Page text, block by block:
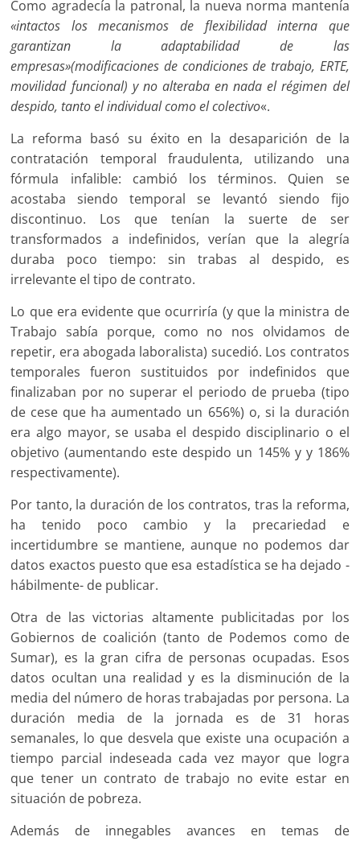
Como agradecía la patronal, la nueva norma mantenía
«intactos los mecanismos de flexibilidad interna que
garantizan la adaptabilidad de las
empresas»(modificaciones de condiciones de trabajo, ERTE,
movilidad funcional) y no alteraba en nada el régimen del
despido, tanto el individual como el colectivo«.
La reforma basó su éxito en la desaparición de la
contratación temporal fraudulenta, utilizando una
fórmula infalible: cambió los términos. Quien se
acostaba siendo temporal se levantó siendo fijo
discontinuo. Los que tenían la suerte de ser
transformados a indefinidos, verían que la alegría
duraba poco tiempo: sin trabas al despido, es
irrelevante el tipo de contrato.
Lo que era evidente que ocurriría (y que la ministra de
Trabajo sabía porque, como no nos olvidamos de
repetir, era abogada laboralista) sucedió. Los contratos
temporales fueron sustituidos por indefinidos que
finalizaban por no superar el periodo de prueba (tipo
de cese que ha aumentado un 656%) o, si la duración
era algo mayor, se usaba el despido disciplinario o el
objetivo (aumentando este despido un 145% y y 186%
respectivamente).
Por tanto, la duración de los contratos, tras la reforma,
ha tenido poco cambio y la precariedad e
incertidumbre se mantiene, aunque no podemos dar
datos exactos puesto que esa estadística se ha dejado -
hábilmente- de publicar.
Otra de las victorias altamente publicitadas por los
Gobiernos de coalición (tanto de Podemos como de
Sumar), es la gran cifra de personas ocupadas. Esos
datos ocultan una realidad y es la disminución de la
media del número de horas trabajadas por persona. La
duración media de la jornada es de 31 horas
semanales, lo que desvela que existe una ocupación a
tiempo parcial indeseada cada vez mayor que logra
que tener un contrato de trabajo no evite estar en
situación de pobreza.
Además de innegables avances en temas de